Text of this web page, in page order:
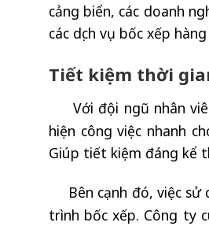
cảng biển, các doanh
các dịch vụ bốc xếp
Tiết kiệm thời
Với đội ngũ nhân
hiện công việc nhanh
Giúp tiết kiệm đáng kể
Bên cạnh đó, việc
trình bốc xếp. Công ty